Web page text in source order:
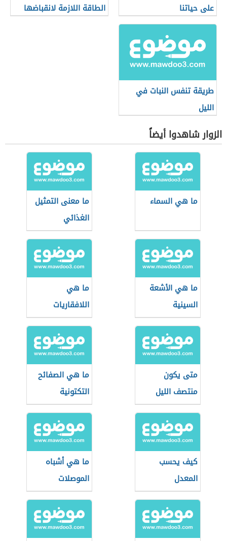
على حياتنا
الطاقة اللازمة لانقباضها
طريقة تنفس النبات في
الليل
الزوار شاهدوا أيضاً
ما هي السماء
ما معنى التمثيل
الغذائي
ما هي الأشعة
السينية
ما هي
اللافقاريات
متى يكون
منتصف الليل
ما هي الصفائح
التكتونية
كيف يحسب
المعدل
ما هي أشباه
الموصلات